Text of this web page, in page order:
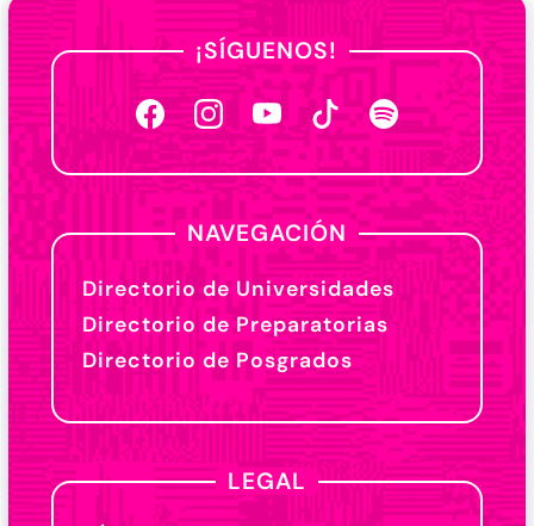
¡SÍGUENOS!
NAVEGACIÓN
Directorio de Universidades
Directorio de Preparatorias
Directorio de Posgrados
LEGAL